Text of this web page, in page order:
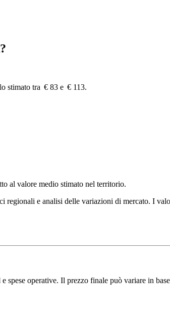
stimato tra € 83 e € 113.
al valore medio stimato nel territorio.
e analisi delle variazioni di mercato. I
spese operative. Il prezzo finale può variare in